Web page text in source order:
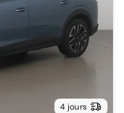
4 jours